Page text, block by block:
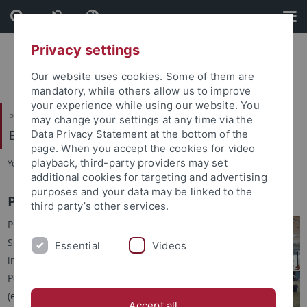
Skip
to
content
Skip
to
footer
Philosophische Fakultät
Brechtbau-Bibliothek
You are here: Startseite ... PCs & Internet
PCs und Internet
PCs mit Internetzugang finden
Sie im Zeitschriftenleseraum
im 2. OG, sowie im Recherche-
Pool an der Info-Theke im 1. OG
(ein paar Geräte dort erlauben
Privacy settings
Our website uses cookies. Some of them are
mandatory, while others allow us to improve
your experience while using our website. You
may change your settings at any time via the
Data Privacy Statement at the bottom of the
page. When you accept the cookies for video
playback, third-party providers may set
additional cookies for targeting and advertising
purposes and your data may be linked to the
third party’s other services.
Essential Videos